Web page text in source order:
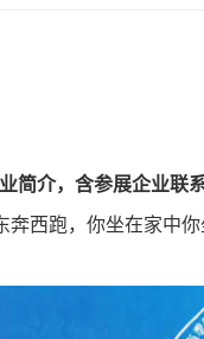
简介， 含参展企业联
奔西跑，你坐在家中